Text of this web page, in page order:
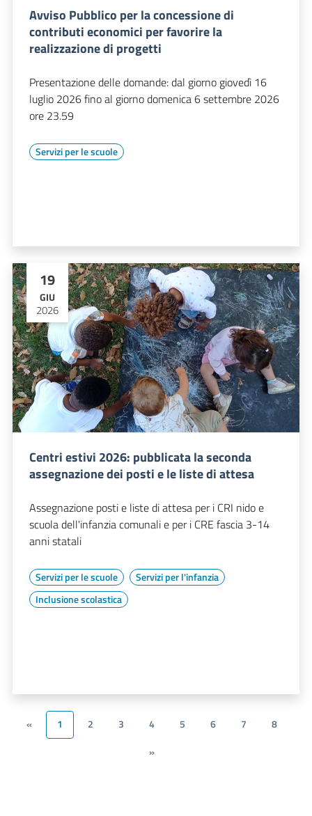
Avviso Pubblico per la concessione di
contributi economici per favorire la
realizzazione di progetti
Presentazione delle domande: dal giorno giovedì 16
luglio 2026 fino al giorno domenica 6 settembre 2026
ore 23.59
Servizi per le scuole
19
GIU
2026
Centri estivi 2026: pubblicata la seconda
assegnazione dei posti e le liste di attesa
Assegnazione posti e liste di attesa per i CRI nido e
scuola dell'infanzia comunali e per i CRE fascia 3-14
anni statali
Servizi per le scuole
Servizi per l'infanzia
Inclusione scolastica
« 1 2 3 4 5 6 7
8
»